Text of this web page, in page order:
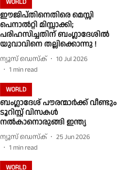
WORLD
ഈജിപ്തിനെതിരെ മെസ്സി
പെനാല്‍റ്റി മിസ്സാക്കി;
പരിഹസിച്ചതിന് ബംഗ്ലാദേശില്‍
യുവാവിനെ തല്ലിക്കൊന്നു !
ന്യൂസ് ഡെസ്ക്
10 Jul 2026
1 min read
WORLD
ബംഗ്ലാദേശ് പൗരന്മാർക്ക് വീണ്ടും
ടൂറിസ്റ്റ് വിസകൾ
നൽകാനൊരുങ്ങി ഇന്ത്യ
ന്യൂസ് ഡെസ്ക്
25 Jun 2026
1 min read
WORLD